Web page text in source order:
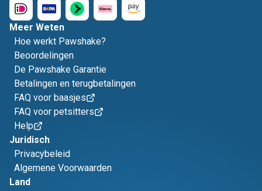
Meer Weten
Hoe werkt Pawshake?
Beoordelingen
De Pawshake Garantie
Betalingen en terugbetalingen
FAQ voor baasjes
FAQ voor petsitters
Help
Juridisch
Privacybeleid
Algemene Voorwaarden
Land